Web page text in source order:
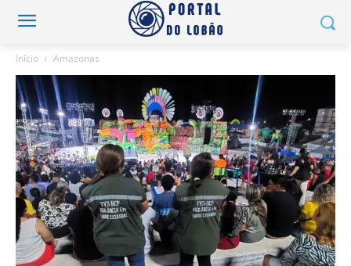
Início Amazonas